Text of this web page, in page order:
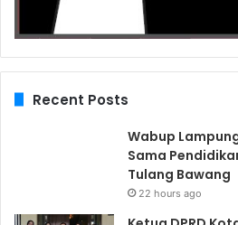
Recent Posts
Wabup
Sama
Tulang Bawang
22 hours ago